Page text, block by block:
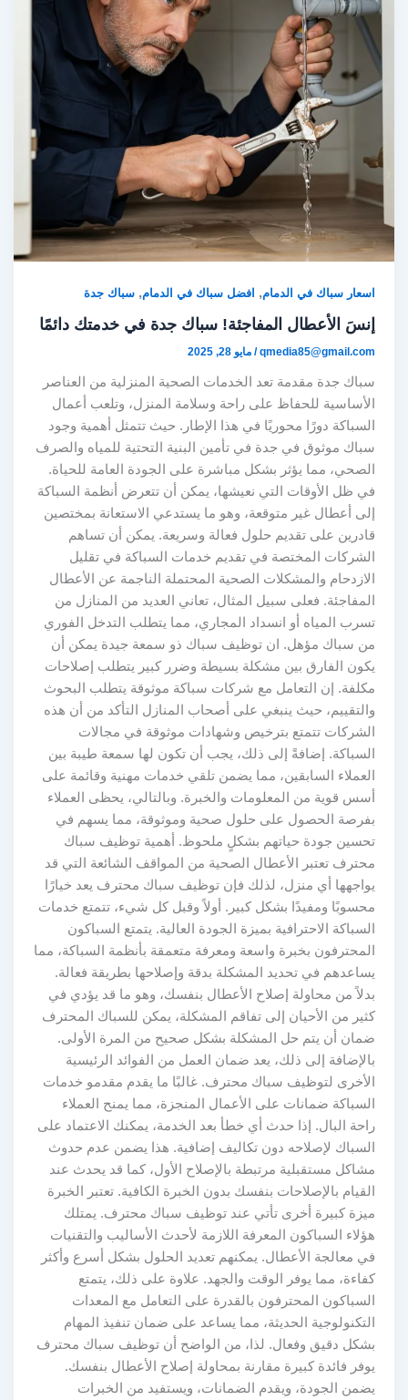
اسعار سباك في الدمام, افضل سباك في الدمام,سباك جدة
إنسَ الأعطال المفاجئة! سباك جدة في خدمتك دائمًا
qmedia85@gmail.com
/مايو 28, 2025
سباك جدة مقدمة تعد الخدمات الصحية المنزلية من العناصر
الأساسية للحفاظ على راحة وسلامة المنزل، وتلعب أعمال
السباكة دورًا محوريًا في هذا الإطار. حيث تتمثل أهمية وجود
سباك موثوق في جدة في تأمين البنية التحتية للمياه والصرف
الصحي، مما يؤثر بشكل مباشرة على الجودة العامة للحياة.
في ظل الأوقات التي نعيشها، يمكن أن تتعرض أنظمة السباكة
إلى أعطال غير متوقعة، وهو ما يستدعي الاستعانة بمختصين
قادرين على تقديم حلول فعالة وسريعة. يمكن أن تساهم
الشركات المختصة في تقديم خدمات السباكة في تقليل
الازدحام والمشكلات الصحية المحتملة الناجمة عن الأعطال
المفاجئة. فعلى سبيل المثال، تعاني العديد من المنازل من
تسرب المياه أو انسداد المجاري، مما يتطلب التدخل الفوري
من سباك مؤهل. ان توظيف سباك ذو سمعة جيدة يمكن أن
يكون الفارق بين مشكلة بسيطة وضرر كبير يتطلب إصلاحات
مكلفة. إن التعامل مع شركات سباكة موثوقة يتطلب البحوث
والتقييم، حيث ينبغي على أصحاب المنازل التأكد من أن هذه
الشركات تتمتع بترخيص وشهادات موثوقة في مجالات
السباكة. إضافةً إلى ذلك، يجب أن تكون لها سمعة طيبة بين
العملاء السابقين، مما يضمن تلقي خدمات مهنية وقائمة على
أسس قوية من المعلومات والخبرة. وبالتالي، يحظى العملاء
بفرصة الحصول على حلول صحية وموثوقة، مما يسهم في
تحسين جودة حياتهم بشكلٍ ملحوظ. أهمية توظيف سباك
محترف تعتبر الأعطال الصحية من المواقف الشائعة التي قد
يواجهها أي منزل، لذلك فإن توظيف سباك محترف يعد خيارًا
محسوبًا ومفيدًا بشكل كبير. أولاً وقبل كل شيء، تتمتع خدمات
السباكة الاحترافية بميزة الجودة العالية. يتمتع السباكون
المحترفون بخبرة واسعة ومعرفة متعمقة بأنظمة السباكة، مما
يساعدهم في تحديد المشكلة بدقة وإصلاحها بطريقة فعالة.
بدلاً من محاولة إصلاح الأعطال بنفسك، وهو ما قد يؤدي في
كثير من الأحيان إلى تفاقم المشكلة، يمكن للسباك المحترف
ضمان أن يتم حل المشكلة بشكل صحيح من المرة الأولى.
بالإضافة إلى ذلك، يعد ضمان العمل من الفوائد الرئيسية
الأخرى لتوظيف سباك محترف. غالبًا ما يقدم مقدمو خدمات
السباكة ضمانات على الأعمال المنجزة، مما يمنح العملاء
راحة البال. إذا حدث أي خطأ بعد الخدمة، يمكنك الاعتماد على
السباك لإصلاحه دون تكاليف إضافية. هذا يضمن عدم حدوث
مشاكل مستقبلية مرتبطة بالإصلاح الأول، كما قد يحدث عند
القيام بالإصلاحات بنفسك بدون الخبرة الكافية. تعتبر الخبرة
ميزة كبيرة أخرى تأتي عند توظيف سباك محترف. يمتلك
هؤلاء السباكون المعرفة اللازمة لأحدث الأساليب والتقنيات
في معالجة الأعطال. يمكنهم تعديد الحلول بشكل أسرع وأكثر
كفاءة، مما يوفر الوقت والجهد. علاوة على ذلك، يتمتع
السباكون المحترفون بالقدرة على التعامل مع المعدات
التكنولوجية الحديثة، مما يساعد على ضمان تنفيذ المهام
بشكل دقيق وفعال. لذا، من الواضح أن توظيف سباك محترف
يوفر فائدة كبيرة مقارنة بمحاولة إصلاح الأعطال بنفسك.
يضمن الجودة، ويقدم الضمانات، ويستفيد من الخبرات